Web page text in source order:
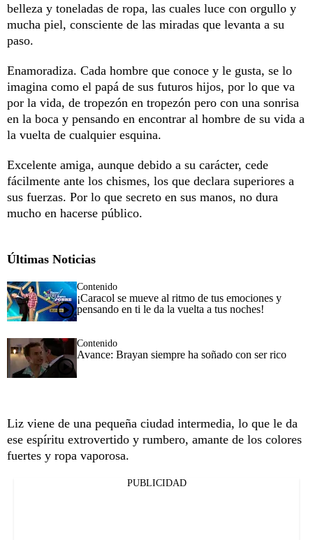
belleza y toneladas de ropa, las cuales luce con orgullo y
mucha piel, consciente de las miradas que levanta a su
paso.
Enamoradiza. Cada hombre que conoce y le gusta, se lo
imagina como el papá de sus futuros hijos, por lo que va
por la vida, de tropezón en tropezón pero con una sonrisa
en la boca y pensando en encontrar al hombre de su vida a
la vuelta de cualquier esquina.
Excelente amiga, aunque debido a su carácter, cede
fácilmente ante los chismes, los que declara superiores a
sus fuerzas. Por lo que secreto en sus manos, no dura
mucho en hacerse público.
Últimas Noticias
Contenido
¡Caracol se mueve al ritmo de tus emociones y
pensando en ti le da la vuelta a tus noches!
Contenido
Avance: Brayan siempre ha soñado con ser rico
Liz viene de una pequeña ciudad intermedia, lo que le da
ese espíritu extrovertido y rumbero, amante de los colores
fuertes y ropa vaporosa.
PUBLICIDAD